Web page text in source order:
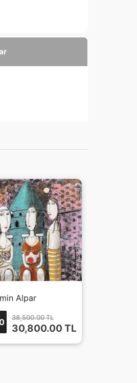
Alpar
38,500.00 TL
30,800.00 TL